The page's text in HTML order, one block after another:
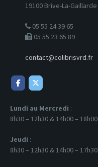
19100 Brive-La-Gaillarde
05 55 24 39 65
05 55 23 65 89
contact@colibrisvrd.fr
Lundi au Mercredi :
8h30 – 12h30 & 14h00 – 18h00
Jeudi :
8h30 – 12h30 & 14h00 – 17h30